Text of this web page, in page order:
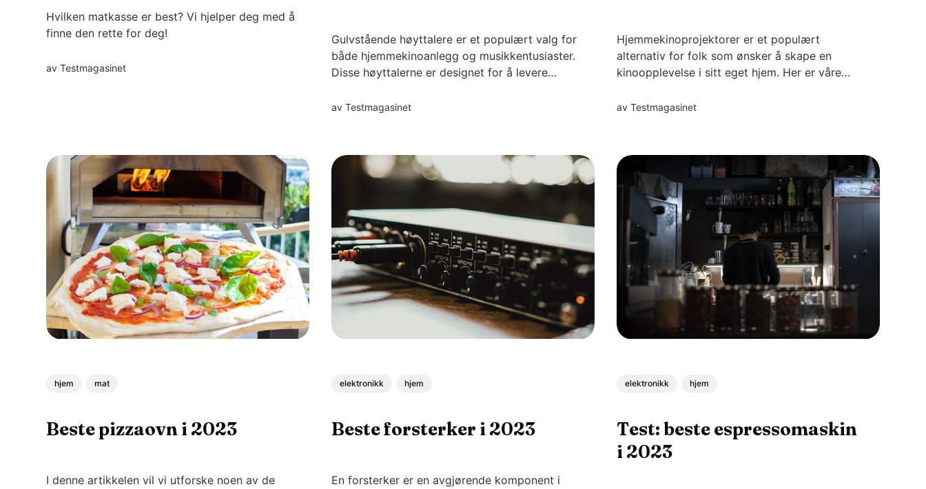
Hvilken matkasse er best? Vi hjelper deg med å
finne den rette for deg!
avTestmagasinet
Gulvstående høyttalere er et populært valg for
både hjemmekinoanlegg og musikkentusiaster.
Disse høyttalerne er designet for å levere
i et hjemmelydoppsett.
avTestmagasinet
Hjemmekinoprojektorer er et populært
alternativ for folk som ønsker å skape en
kinoopplevelse i sitt eget hjem. Her er våre
avTestmagasinet
hjem mat
Beste pizzaovn i 2023
I denne artikkelen vil vi utforske noen av de
elektronikk hjem
Beste forsterker i 2023
En forsterker er en avgjørende komponent i
elektronikk hjem
Test: beste espressomaskin
i 2023